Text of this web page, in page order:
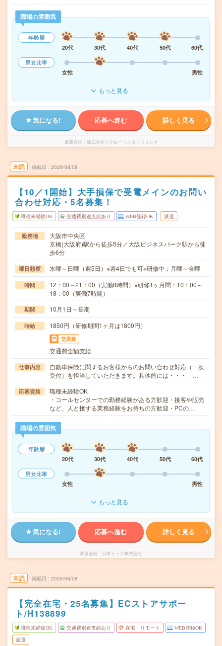
職場の雰囲気
年齢層
20代
30代 40代 50代
60代
男女比率
女性
男性
もっと見る
気になる! 応募へ進む 詳しく見る
派遣会社 株式会社リクルートスタッフィング
未読 掲載日 2026/08/08
【10／1開始】大手損保で受電メインのお問い
合わせ対応・5名募集！
職種未経験OK 交通費別途支給あり WEB登録OK 派遣
勤務地
大阪市中央区
京橋(大阪府)駅から徒歩5分／大阪ビジネスパーク駅から徒
歩6分
曜日頻度 水曜～日曜（週5日）※週4日でも可※研修中：月曜～金曜
時間
12：00～21：00（実働8時間）※研修1ヶ月間：10：00～
18：00（実働7時間）
期間 10月1日～長期
時給 1850円（研修期間1ヶ月は1800円）
交通費
交通費全額支給
仕事内容
自動車保険に関するお客様からのお問い合わせ対応（一次
受付）を担当していただきます。具体的には・・・「…
応募資格
職種未経験OK
・コールセンターでの勤務経験がある方歓迎・接客や販売
など、人と接する業務経験をお持ちの方歓迎・PCの…
職場の雰囲気
年齢層
20代
30代 40代 50代
60代
男女比率
女性
男性
もっと見る
気になる! 応募へ進む 詳しく見る
派遣会社 日本リック株式会社
未読 掲載日 2026/08/08
【完全在宅・25名募集】ECストアサポー
ト/H138899
職種未経験OK 交通費別途支給あり 在宅・リモート WEB登録OK
派遣